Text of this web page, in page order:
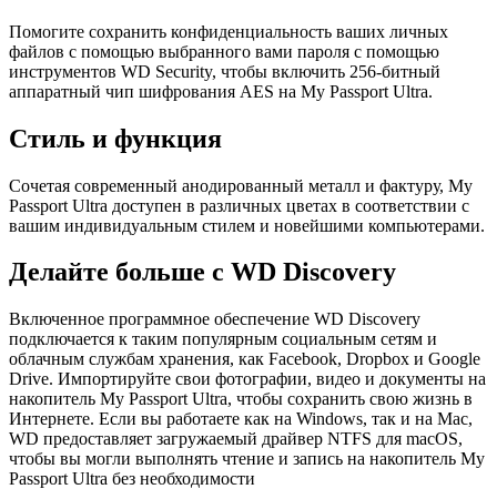
Помогите сохранить конфиденциальность ваших личных
файлов с помощью выбранного вами пароля с помощью
инструментов WD Security, чтобы включить 256-битный
аппаратный чип шифрования AES на My Passport Ultra.
Стиль и функция
Сочетая современный анодированный металл и фактуру, My
Passport Ultra доступен в различных цветах в соответствии с
вашим индивидуальным стилем и новейшими компьютерами.
Делайте больше с WD Discovery
Включенное программное обеспечение WD Discovery
подключается к таким популярным социальным сетям и
облачным службам хранения, как Facebook, Dropbox и Google
Drive. Импортируйте свои фотографии, видео и документы на
накопитель My Passport Ultra, чтобы сохранить свою жизнь в
Интернете. Если вы работаете как на Windows, так и на Mac,
WD предоставляет загружаемый драйвер NTFS для macOS,
чтобы вы могли выполнять чтение и запись на накопитель My
Passport Ultra без необходимости